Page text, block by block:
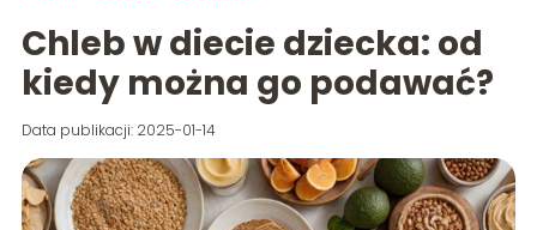
Chleb w diecie dziecka: od
kiedy można go podawać?
Data publikacji: 2025-01-14